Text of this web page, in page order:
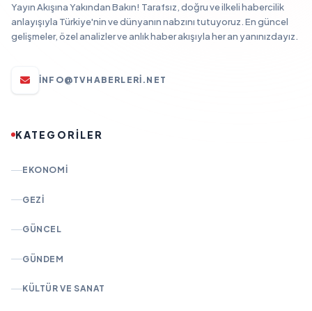
Yayın Akışına Yakından Bakın! Tarafsız, doğru ve ilkeli habercilik
anlayışıyla Türkiye'nin ve dünyanın nabzını tutuyoruz. En güncel
gelişmeler, özel analizler ve anlık haber akışıyla her an yanınızdayız.
INFO@TVHABERLERI.NET
KATEGORİLER
EKONOMI
GEZI
GÜNCEL
GÜNDEM
KÜLTÜR VE SANAT